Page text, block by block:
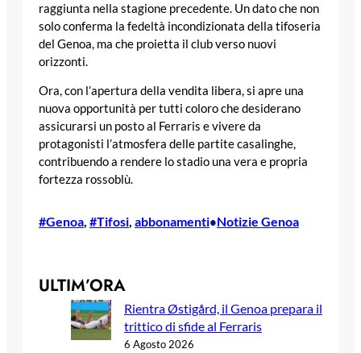
raggiunta nella stagione precedente. Un dato che non
solo conferma la fedeltà incondizionata della tifoseria
del Genoa, ma che proietta il club verso nuovi
orizzonti.
Ora, con l’apertura della vendita libera, si apre una
nuova opportunità per tutti coloro che desiderano
assicurarsi un posto al Ferraris e vivere da
protagonisti l’atmosfera delle partite casalinghe,
contribuendo a rendere lo stadio una vera e propria
fortezza rossoblù.
#Genoa #Tifosi abbonamenti•Notizie Genoa
ULTIM’ORA
Rientra Østigård, il Genoa prepara il
trittico di sfide al Ferraris
6 Agosto 2026